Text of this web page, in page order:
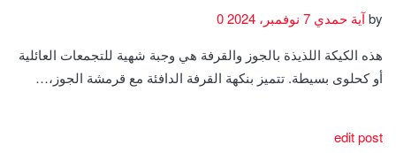
byآية حمدي
هذه الكيكة اللذيذة بالجوز والقرفة هي وجبة شهية للتجمعات العائلية
أو كحلوى بسيطة. تتميز بنكهة القرفة الدافئة مع قرمشة الجوز،…
edit post